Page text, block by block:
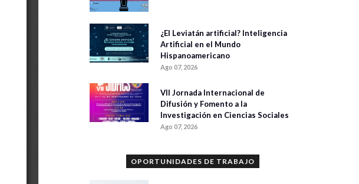
¿El Leviatán artificial? Inteligencia
Artificial en el Mundo
Hispanoamericano
Ago 07, 2026
VII Jornada Internacional de
Difusión y Fomento a la
Investigación en Ciencias Sociales
Ago 07, 2026
OPORTUNIDADES DE TRABAJO